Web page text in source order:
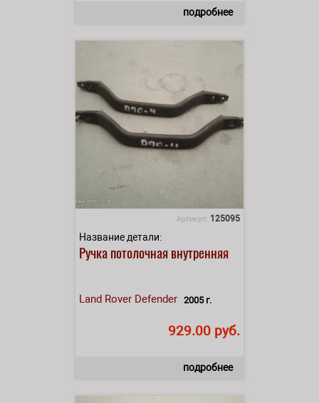
подробнее
Артикул: 125095
Название детали:
Ручка потолочная внутренняя
Land Rover Defender 2005 г.
929.00 руб.
подробнее